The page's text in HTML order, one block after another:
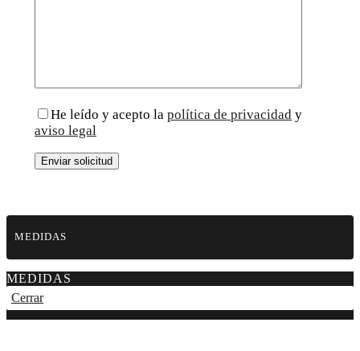
He leído y acepto la política de privacidad y
aviso legal
MEDIDAS
MEDIDAS
Cerrar